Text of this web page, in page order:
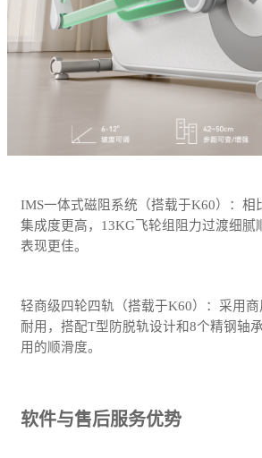
IMS一体式磁阻系统（搭载于K60）：相
集成度更高，13KG飞轮组阻力过渡细腻
表现更佳。
轻商级四轮四轨（搭载于K60）：采用
耐用，搭配T型防脱轨设计和8个精钢轴
用的顺滑度。
软件与售后服务优势